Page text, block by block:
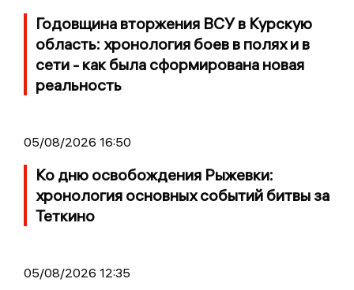
Годовщина вторжения ВСУ в Курскую
область: хронология боев в полях и в
сети - как была сформирована новая
реальность
05/08/2026 16:50
Ко дню освобождения Рыжевки:
хронология основных событий битвы за
Теткино
05/08/2026 12:35